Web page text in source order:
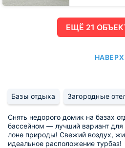
ЕЩË 21
НАВЕРХ
Базы отдыха Загородные
Снять недорого домик на базах
бассейном — лучший вариант для
лоне природы! Свежий воздух,
идеальное расположение турбаз!